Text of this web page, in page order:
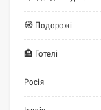
🧭 Подорожі
🏨 Готелі
Росія